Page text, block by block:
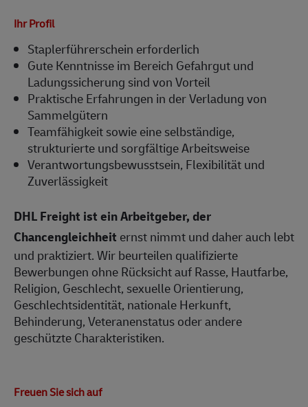
Ihr Profil
Staplerführerschein erforderlich
Gute Kenntnisse im Bereich Gefahrgut und
Ladungssicherung sind von Vorteil
Praktische Erfahrungen in der Verladung von
Sammelgütern
Teamfähigkeit sowie eine selbständige,
strukturierte und sorgfältige Arbeitsweise
Verantwortungsbewusstsein, Flexibilität und
Zuverlässigkeit
DHL Freight ist ein Arbeitgeber, der
Chancengleichheit ernst nimmt und daher auch lebt
und praktiziert. Wir beurteilen qualifizierte
Bewerbungen ohne Rücksicht auf Rasse, Hautfarbe,
Religion, Geschlecht, sexuelle Orientierung,
Geschlechtsidentität, nationale Herkunft,
Behinderung, Veteranenstatus oder andere
geschützte Charakteristiken.
Freuen Sie sich auf